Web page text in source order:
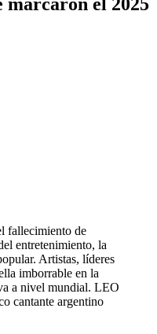
fallecimiento de
entretenimiento, la
Artistas, líderes
imborrable en la
a nivel mundial. LEO
cantante argentino